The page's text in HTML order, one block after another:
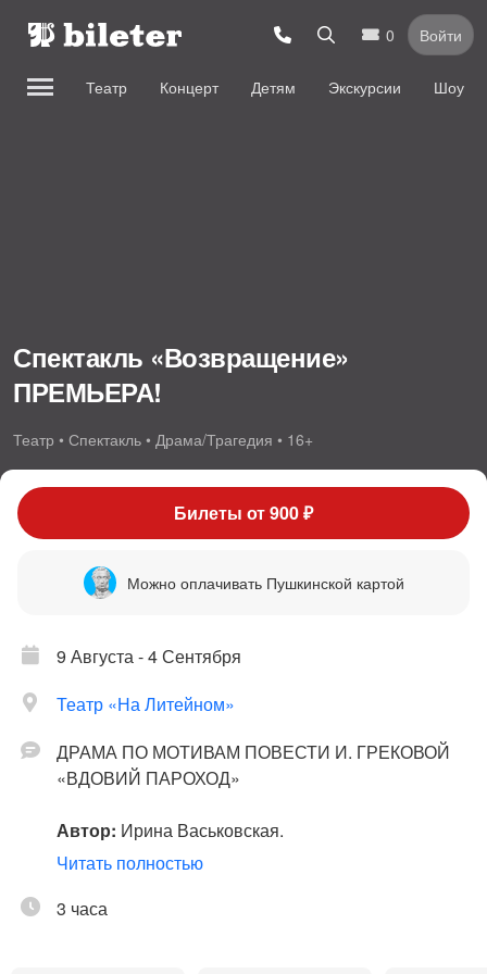
0 Войти
Театр Концерт Детям Экскурсии Шоу
Спектакль «Возвращение»
ПРЕМЬЕРА!
Театр • Спектакль • Драма/Трагедия • 16+
Билеты от 900 ₽
Можно оплачивать Пушкинской картой
9 Августа - 4 Сентября
Театр «На Литейном»
ДРАМА ПО МОТИВАМ ПОВЕСТИ И. ГРЕКОВОЙ
«ВДОВИЙ ПАРОХОД»
Автор: Ирина Васьковская.
Режиссёр:Егор Чернышов.
Послевоенное время. Коммунальная квартира,
Читать полностью
3 часа